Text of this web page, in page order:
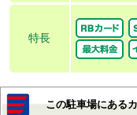
特長
この駐車場にある